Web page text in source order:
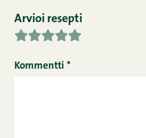
Arvioi resepti
Kommentti *